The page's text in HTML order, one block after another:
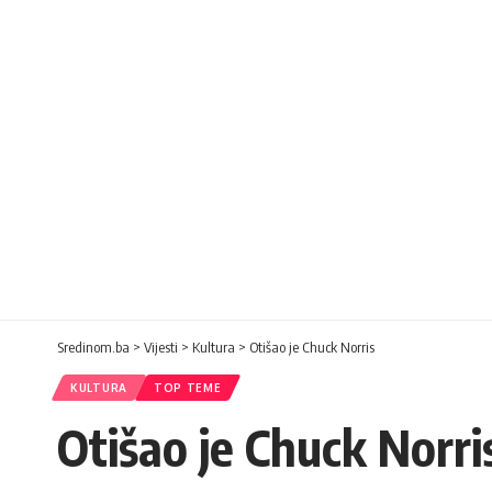
Sredinom.ba > Vijesti > Kultura > Otišao je Chuck Norris
KULTURA TOP TEME
Otišao je Chuck